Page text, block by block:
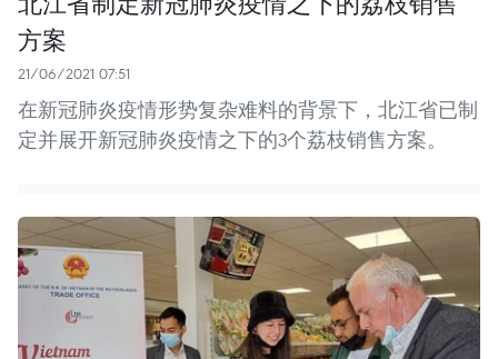
方案
21/06/2021 07:51
在新冠肺炎疫情形势复杂难料的背景下，北江省已制
定并展开新冠肺炎疫情之下的3个荔枝销售方案。